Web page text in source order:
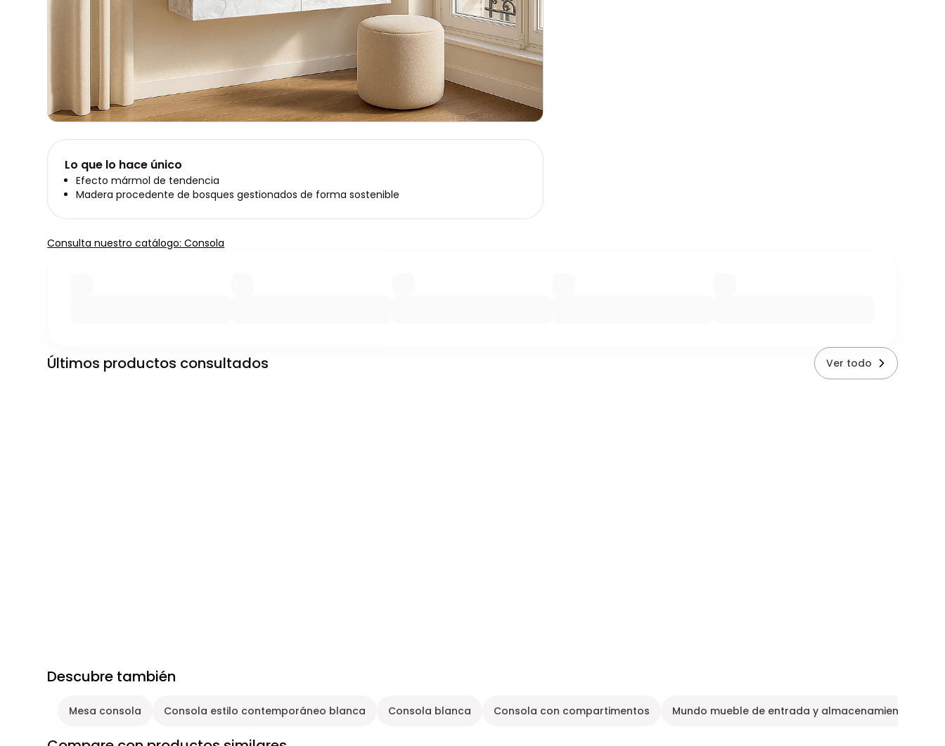
Lo que lo hace único
Efecto mármol de tendencia
Madera procedente de bosques gestionados de forma sostenible
Consulta nuestro catálogo: Consola
Últimos productos consultados Ver todo
Descubre también
Mesa consola Consola estilo contemporáneo blanca Consola blanca Consola con compartimentos Mundo mueble de entrada y almacenamiento